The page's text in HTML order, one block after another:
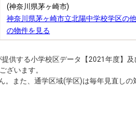
(神奈川県茅ヶ崎市)
神奈川県茅ヶ崎市立北陽中学校学区の他
の物件を見る
供する小学校区データ【2021年度】及
ざいます。
。また、通学区域(学区)は毎年見直しの